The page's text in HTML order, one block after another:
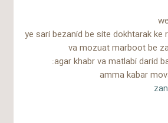
ye sari bezanid be site dokhtarak ke
va mozuat marboot be
agar khabr va matlabi darid
amma kabar